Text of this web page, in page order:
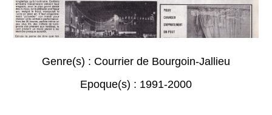
Genre(s) : Courrier de Bourgoin-Jallieu
Epoque(s) : 1991-2000